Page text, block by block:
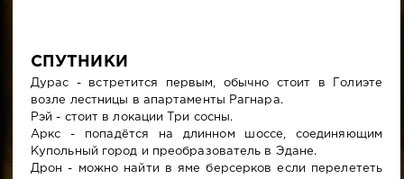
СПУТНИКИ
Дурас - встретится первым, обычно стоит в Голиэте
возле лестницы в апартаменты Рагнара.
Рэй - стоит в локации Три сосны.
Аркс - попадётся на длинном шоссе, соединяющим
Купольный город и преобразователь в Эдане.
Дрон - можно найти в яме берсерков если перелететь